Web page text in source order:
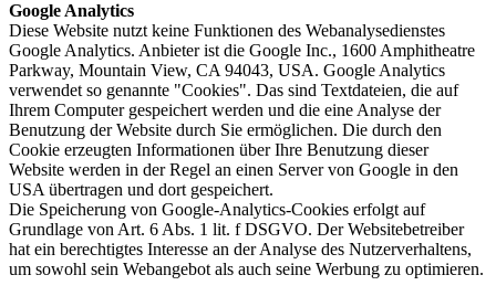
Google Analytics
Diese Website nutzt keine Funktionen des Webanalysedienstes
Google Analytics. Anbieter ist die Google Inc., 1600 Amphitheatre
Parkway, Mountain View, CA 94043, USA. Google Analytics
verwendet so genannte "Cookies". Das sind Textdateien, die auf
Ihrem Computer gespeichert werden und die eine Analyse der
Benutzung der Website durch Sie ermöglichen. Die durch den
Cookie erzeugten Informationen über Ihre Benutzung dieser
Website werden in der Regel an einen Server von Google in den
USA übertragen und dort gespeichert.
Die Speicherung von Google-Analytics-Cookies erfolgt auf
Grundlage von Art. 6 Abs. 1 lit. f DSGVO. Der Websitebetreiber
hat ein berechtigtes Interesse an der Analyse des Nutzerverhaltens,
um sowohl sein Webangebot als auch seine Werbung zu optimieren.